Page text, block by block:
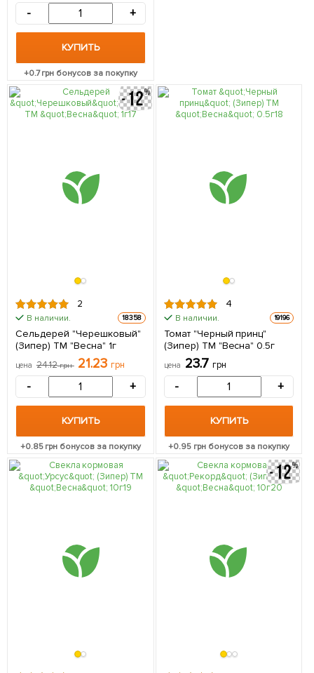
- +
КУПИТЬ
+0.7грн бонусов за покупку
2
В наличии. 18358
Сельдерей "Черешковый"
(Зипер) ТМ "Весна" 1г
цена 24.12грн 21.23 грн
- +
КУПИТЬ
+0.85грн бонусов за покупку
4
В наличии. 19196
Томат "Черный принц"
(Зипер) ТМ "Весна" 0.5г
цена 23.7 грн
- +
КУПИТЬ
+0.95 грн бонусов за покупку